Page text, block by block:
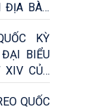
ĐỊA BÀN
KỲ
BIỂU
XIV CỦA
QUỐC